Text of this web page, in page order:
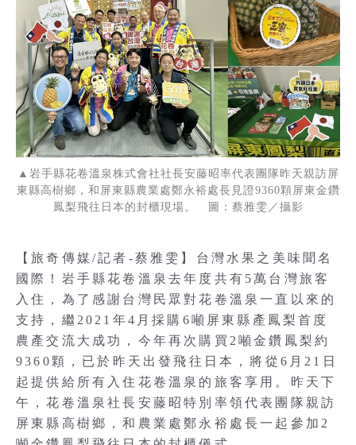
▲岩手縣花卷溫泉株式會社社長安藤昭率代表團隊昨天親訪屏
東縣高樹鄉，和屏東縣農業處鄭永裕處長見證9360顆屏東金鑽
鳳梨飛往日本的封櫃現場。 圖：蔡雅雯／攝影
【旅奇傳媒/記者-蔡雅雯】台灣水果之美味聞名
國際！岩手縣花卷溫泉去年度共有5萬台灣旅客
入住，為了感謝台灣民眾對花卷溫泉一直以來的
支持，繼2021年4月採購6噸屏東縣產鳳梨首度
農產交流大成功，今年再次購買2噸金鑽鳳梨約
9360顆，已於昨天出發飛往日本，將從6月21日
起提供給所有入住花卷溫泉的旅客享用。昨天下
午，花卷溫泉社長安藤昭特別率領代表團隊親訪
屏東縣高樹鄉，和農業處鄭永裕處長一起參加2